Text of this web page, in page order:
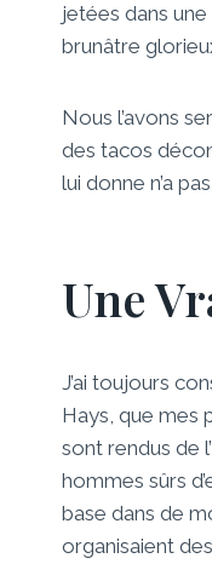
jetées dans
brunâtre
Nous l’avons
des tacos
lui donne n’a
Une
J’ai toujours
Hays, que mes
sont rendus de
hommes sûrs
base dans de
organisaient